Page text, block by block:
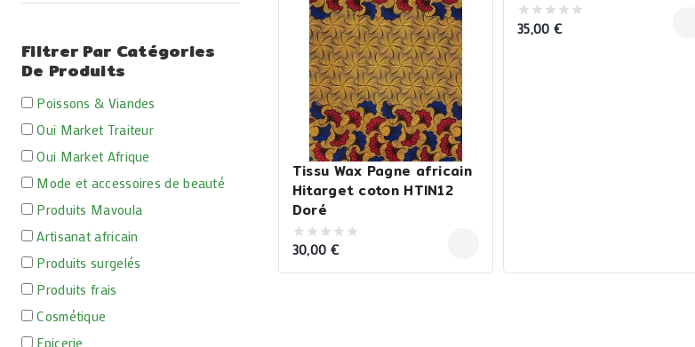
Tissu Wax Pagne africain
Hitarget coton HTIN12
Doré
0
of
30,00 €
0
35,00 €
Filtrer Par Catégories
De Produits
Poissons & Viandes
Oui Market Traiteur
Oui Market Afrique
Mode et accessoires de beauté
Produits Mavoula
Artisanat africain
Produits surgelés
Produits frais
Cosmétique
Epicerie